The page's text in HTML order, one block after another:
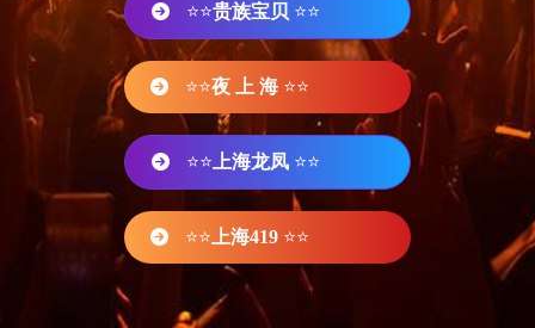
⭐⭐贵族宝贝 ⭐⭐
⭐⭐夜 上 海 ⭐⭐
⭐⭐ 上海龙凤 ⭐⭐
⭐⭐ 上海419 ⭐⭐